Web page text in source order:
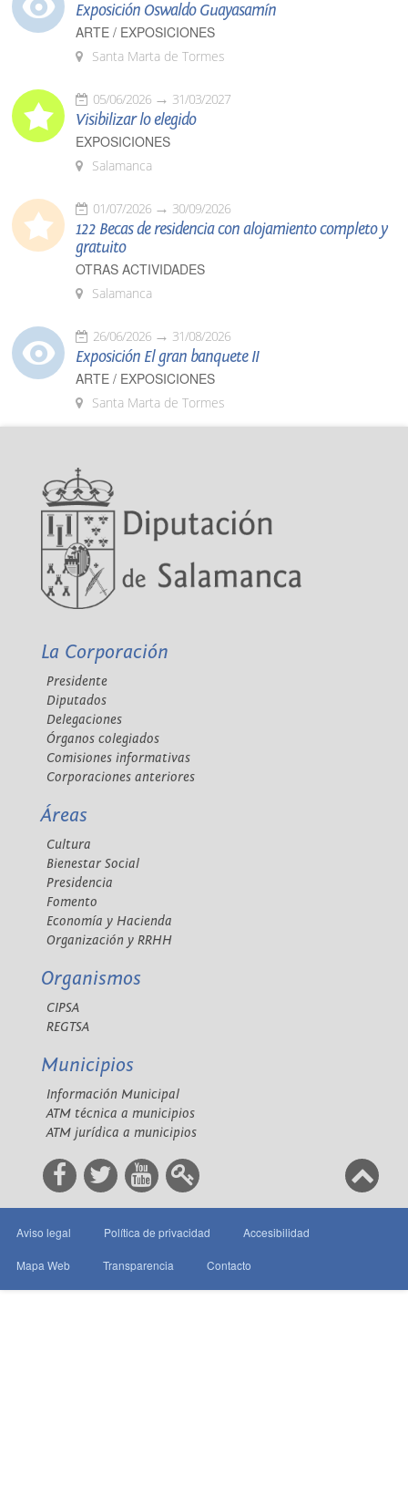
Exposición Oswaldo Guayasamín
ARTE / EXPOSICIONES
Santa Marta de Tormes
05/06/2026 31/03/2027
Visibilizar lo elegido
EXPOSICIONES
Salamanca
01/07/2026 30/09/2026
122 Becas de residencia con alojamiento completo y
gratuito
OTRAS ACTIVIDADES
Salamanca
26/06/2026 31/08/2026
Exposición El gran banquete II
ARTE / EXPOSICIONES
Santa Marta de Tormes
La Corporación
Presidente
Diputados
Delegaciones
Órganos colegiados
Comisiones informativas
Corporaciones anteriores
Áreas
Cultura
Bienestar Social
Presidencia
Fomento
Economía y Hacienda
Organización y RRHH
Organismos
CIPSA
REGTSA
Municipios
Información Municipal
ATM técnica a municipios
ATM jurídica a municipios
Aviso legal Política de privacidad Accesibilidad
Mapa Web Transparencia Contacto